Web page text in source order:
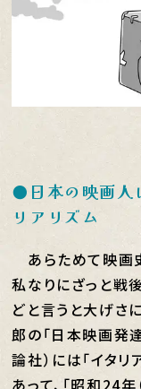
●日本の映画人
リアリズム
あらためて映画
私なりにざっと戦
どと言うと大げさ
郎の「日本映画発
論社）には「イタ
あって、「昭和24